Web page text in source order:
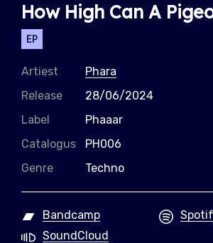
How High Can A
EP
Artiest
Phara
Release
28/06/2024
Label
Phaaar
Catalogus
PH006
Genre
Techno
Bandcamp
SoundCloud